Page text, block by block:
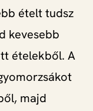
ételt tudsz
kevesebb
ételekből. A
majd